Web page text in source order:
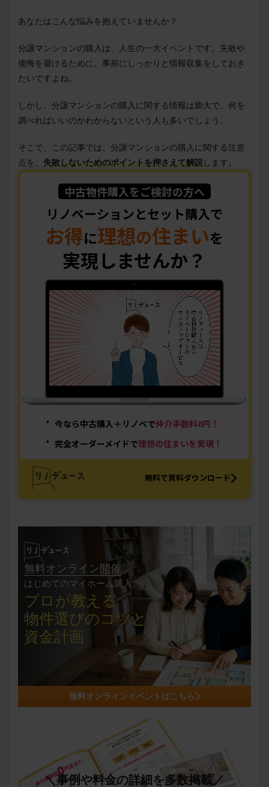
あなたはこんな悩みを抱えていませんか？
分譲マンションの購入は、人生の一大イベントです。失敗や
後悔を避けるために、事前にしっかりと情報収集をしておき
たいですよね。
しかし、分譲マンションの購入に関する情報は膨大で、何を
調べればいいのかわからないという人も多いでしょう。
そこで、この記事では、分譲マンションの購入に関する注意
点を、 失敗しないためのポイントを押さえて解説します。
中古物件購入をご検討の方へ
リノベーションとセット購入で
お得に理想の住まいを
実現しませんか？
今なら中古購入＋リノベで仲介手数料0円！
完全オーダーメイドで理想の住まいを実現！
無料で資料ダウンロード
無料オンライン開催
はじめてのマイホーム購入。
プロが教える
物件選びの コツと
資金計画
無料オンラインイベントはこちら
＼事例や料金の詳細を多数掲載／